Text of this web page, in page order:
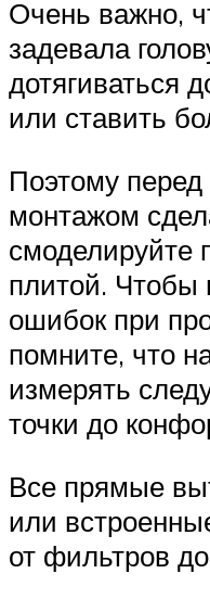
Очень важно,
задевала
дотягиваться
или ставить
Поэтому перед
монтажом
смоделируйте
плитой. Чтобы
ошибок при
помните, что
измерять
точки до
Все прямые
или
от фильтров